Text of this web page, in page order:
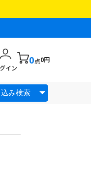
イン
0点0円
み検索